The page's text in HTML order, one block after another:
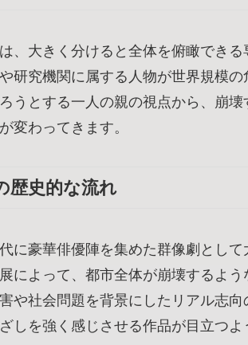
、大きく分けると全体を俯瞰でき
研究機関に属する人物が世界規模の
うとする一人の親の視点から、崩壊
変わってきます。
歴史的な流れ
に豪華俳優陣を集めた群像劇とし
によって、都市全体が崩壊するよ
や社会問題を背景にしたリアル志
しを強く感じさせる作品が目立つよ